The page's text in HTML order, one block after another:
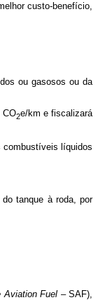
custo-benefício,
ou gasosos ou da
CO2e/km e fiscalizará
combustíveis líquidos
tanque à roda, por
Aviation Fuel – SAF),